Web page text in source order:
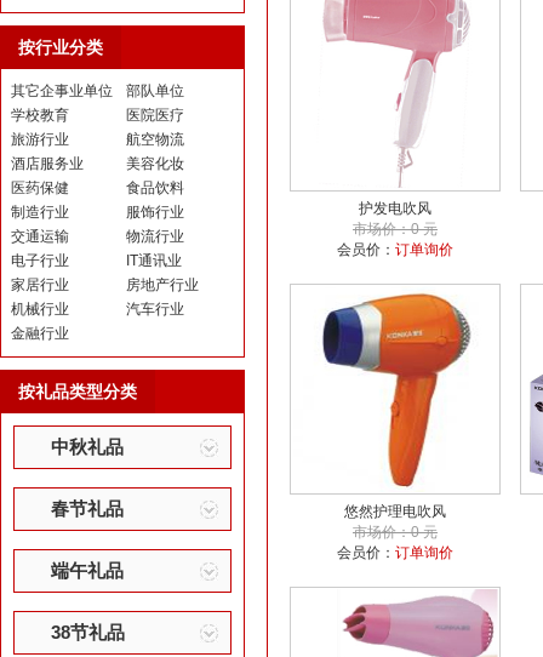
按行业分类
其它企事业单位
部队单位
学校教育
医院医疗
旅游行业
航空物流
酒店服务业
美容化妆
医药保健
食品饮料
制造行业
服饰行业
交通运输
物流行业
电子行业
IT通讯业
家居行业
房地产行业
机械行业
汽车行业
金融行业
按礼品类型分类
中秋礼品
春节礼品
端午礼品
38节礼品
护发电吹风
市场价：0 元
会员价： 订单询价
悠然护理电吹风
市场价：0 元
会员价： 订单询价